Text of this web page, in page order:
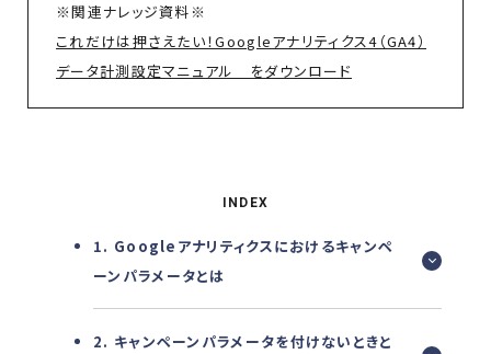
※関連ナレッジ資料※
これだけは押さえたい！Googleアナリティクス4（GA4）
データ計測設定マニュアル をダウンロード
INDEX
1. Googleアナリティクスにおけるキャンペ
ーンパラメータとは
2. キャンペーンパラメータを付けないときと